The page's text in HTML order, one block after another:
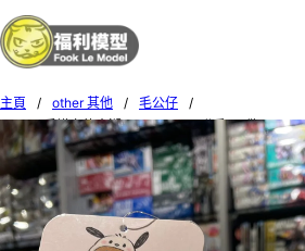
主頁 / other 其他 / 毛公仔
/
GPS 可愛謊言的水瀨君 x SANRIO 聯乘 PC狗 37283